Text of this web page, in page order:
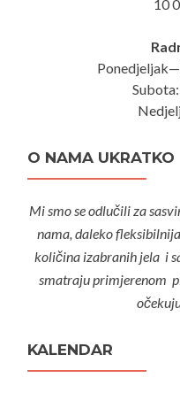
10
O NAMA UKRATKO
Mi smo se odlučili za
nama, daleko
količina izabranih jela i
smatraju primjerenom
KALENDAR